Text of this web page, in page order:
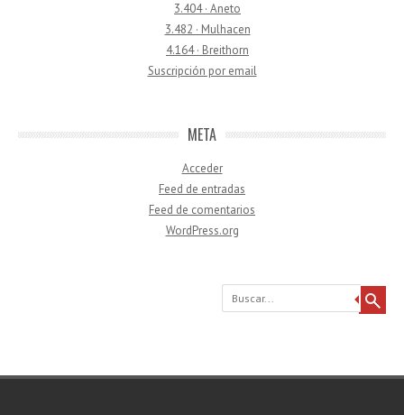
3.404 · Aneto
3.482 · Mulhacen
4.164 · Breithorn
Suscripción por email
META
Acceder
Feed de entradas
Feed de comentarios
WordPress.org
Buscar